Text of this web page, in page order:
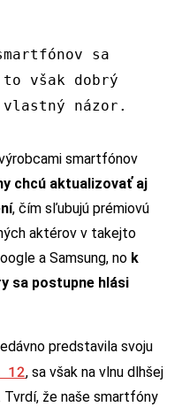
sa
však dobrý
vlastný názor.
smartfónov
chcú aktualizovať aj
, čím sľubujú prémiovú
aktérov v takejto
a Samsung, no k
sa postupne hlási
predstavila svoju
12, sa však na vlnu dlhšej
Tvrdí, že naše smartfóny